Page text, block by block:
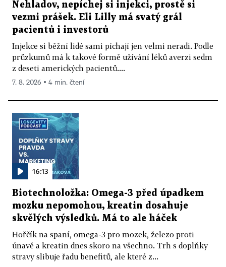
Nehladov, nepíchej si injekci, prostě si
vezmi prášek. Eli Lilly má svatý grál
pacientů i investorů
Injekce si běžní lidé sami píchají jen velmi neradi. Podle
průzkumů má k takové formě užívání léků averzi sedm
z deseti amerických pacientů....
7. 8. 2026 ▪ 4 min. čtení
16:13
Biotechnoložka: Omega-3 před úpadkem
mozku nepomohou, kreatin dosahuje
skvělých výsledků. Má to ale háček
Hořčík na spaní, omega-3 pro mozek, železo proti
únavě a kreatin dnes skoro na všechno. Trh s doplňky
stravy slibuje řadu benefitů, ale které z...